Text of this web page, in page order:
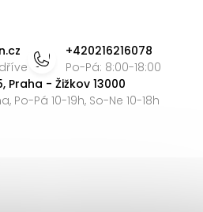
p
i
s
+420216216078
Po-Pá: 8:00-18:00
Praha - Žižkov 13000
Po-Pá 10-19h, So-Ne 10-18h